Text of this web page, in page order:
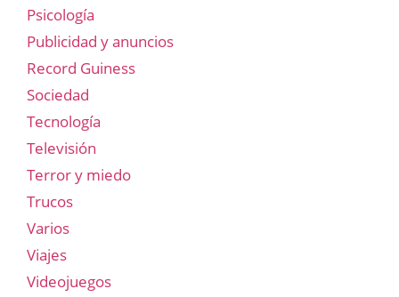
Psicología
Publicidad y anuncios
Record Guiness
Sociedad
Tecnología
Televisión
Terror y miedo
Trucos
Varios
Viajes
Videojuegos